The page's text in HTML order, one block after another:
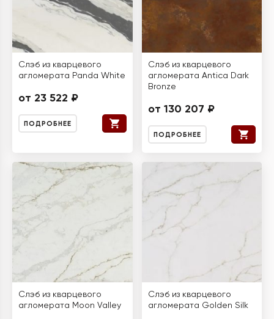
Слэб из кварцевого
агломерата Panda White
от 23 522 ₽
ПОДРОБНЕЕ
Слэб из кварцевого
агломерата Antica Dark
Bronze
от 130 207 ₽
ПОДРОБНЕЕ
Слэб из кварцевого
агломерата Moon Valley
Слэб из кварцевого
агломерата Golden Silk